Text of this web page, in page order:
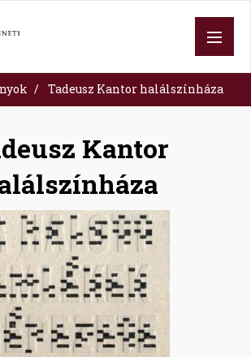
Tadeusz Kantor halálszínháza
Kantor